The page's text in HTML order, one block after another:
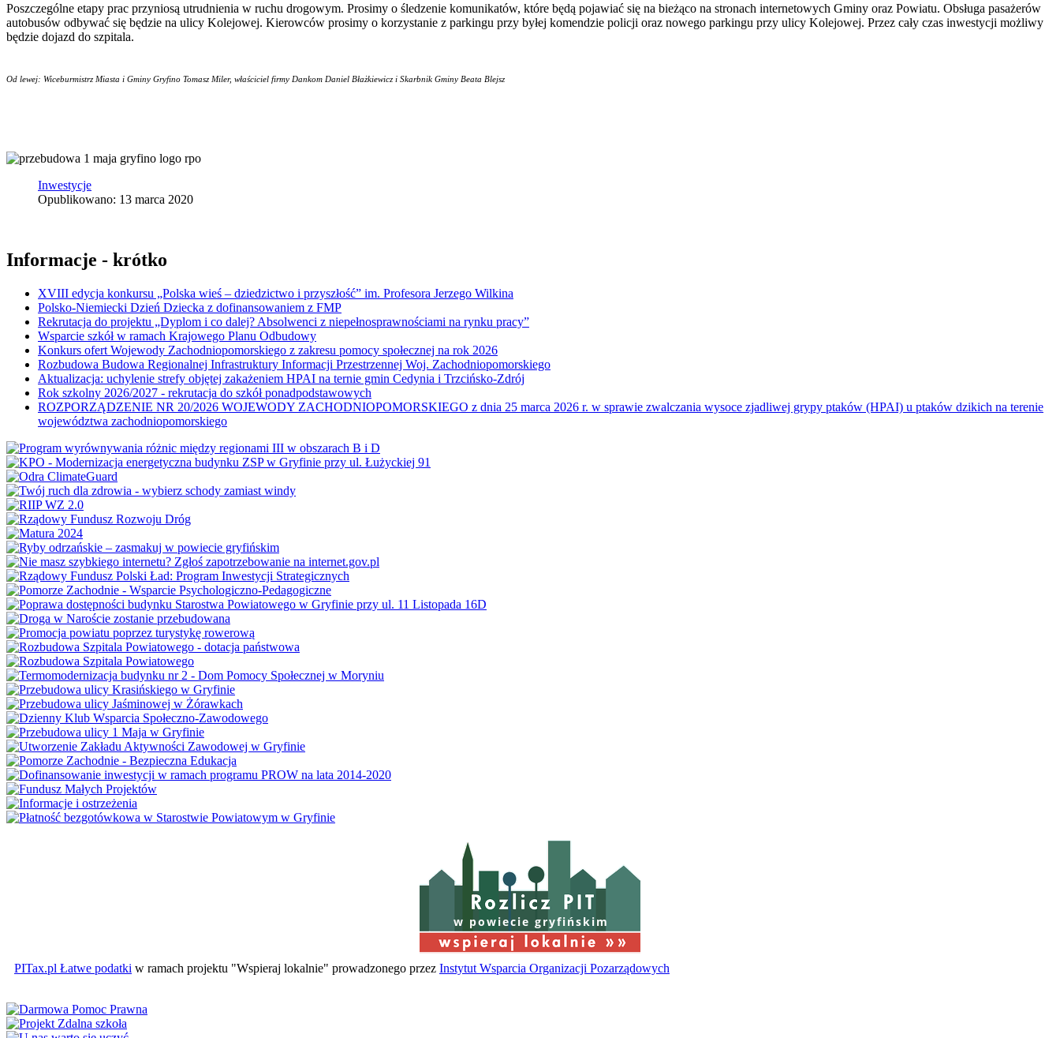
Poszczególne etapy prac przyniosą utrudnienia w ruchu drogowym. Prosimy o śledzenie komunikatów, które będą pojawiać się na bieżąco na stronach internetowych Gminy oraz Powiatu. Obsługa pasażerów
autobusów odbywać się będzie na ulicy Kolejowej. Kierowców prosimy o korzystanie z parkingu przy byłej komendzie policji oraz nowego parkingu przy ulicy Kolejowej. Przez cały czas inwestycji możliwy
będzie dojazd do szpitala.
Od lewej: Wiceburmistrz Miasta i Gminy Gryfino Tomasz Miler, właściciel firmy Dankom Daniel Błażkiewicz i Skarbnik Gminy Beata Blejsz
Inwestycje
Opublikowano: 13 marca 2020
Informacje - krótko
XVIII edycja konkursu „Polska wieś – dziedzictwo i przyszłość” im. Profesora Jerzego Wilkina
Polsko-Niemiecki Dzień Dziecka z dofinansowaniem z FMP
Rekrutacja do projektu „Dyplom i co dalej? Absolwenci z niepełnosprawnościami na rynku pracy”
Wsparcie szkół w ramach Krajowego Planu Odbudowy
Konkurs ofert Wojewody Zachodniopomorskiego z zakresu pomocy społecznej na rok 2026
Rozbudowa Budowa Regionalnej Infrastruktury Informacji Przestrzennej Woj. Zachodniopomorskiego
Aktualizacja: uchylenie strefy objętej zakażeniem HPAI na ternie gmin Cedynia i Trzcińsko-Zdrój
Rok szkolny 2026/2027 - rekrutacja do szkół ponadpodstawowych
ROZPORZĄDZENIE NR 20/2026 WOJEWODY ZACHODNIOPOMORSKIEGO z dnia 25 marca 2026 r. w sprawie zwalczania wysoce zjadliwej grypy ptaków (HPAI) u ptaków dzikich na terenie
województwa zachodniopomorskiego
w powiecie gryfińskim
PITax.pl Łatwe podatki w ramach projektu "Wspieraj lokalnie" prowadzonego przez Instytut Wsparcia Organizacji Pozarządowych